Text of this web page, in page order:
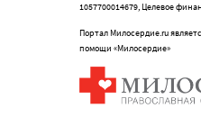
1057700014679, Целевое
Портал Милосердие.ru
помощи «Милосердие»